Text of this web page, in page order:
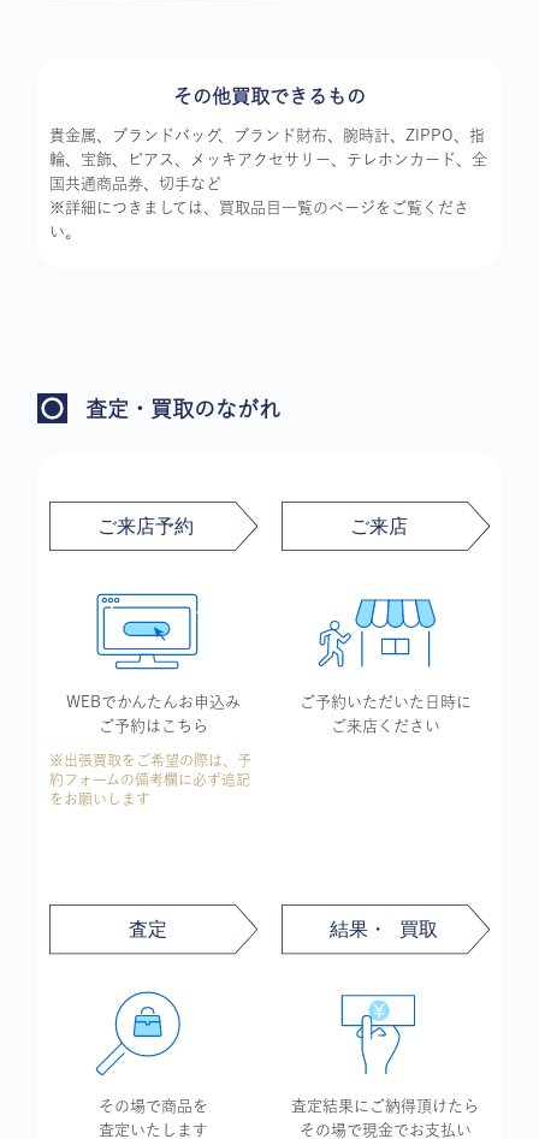
その他買取できるもの
貴金属、ブランドバッグ、ブランド財布、腕時計、ZIPPO、指
輪、宝飾、ピアス、メッキアクセサリー、テレホンカード、全
国共通商品券、切手など
※詳細につきましては、買取品目一覧のページをご覧くださ
い。
査定・買取のながれ
WEBでかんたんお申込み
ご予約はこちら
※出張買取をご希望の際は、予
約フォームの備考欄に必ず追記
をお願いします
ご予約いただいた 日時に
ご来店ください
その場で商品を
査定いたします
査定結果に ご納得頂けたら
その場で現金で お支払い